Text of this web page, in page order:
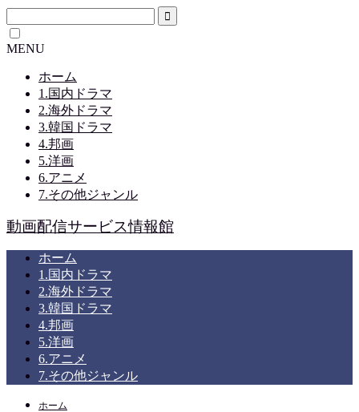
MENU
ホーム
1.国内ドラマ
2.海外ドラマ
3.韓国ドラマ
4.邦画
5.洋画
6.アニメ
7.その他ジャンル
動画配信サービス情報館
ホーム
1.国内ドラマ
2.海外ドラマ
3.韓国ドラマ
4.邦画
5.洋画
6.アニメ
7.その他ジャンル
ホーム